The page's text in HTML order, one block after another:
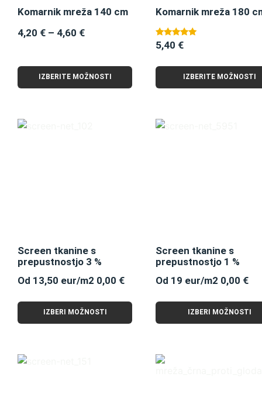
Komarnik mreža 140 cm
4,20 € – 4,60 €
IZBERITE MOŽNOSTI
Komarnik mreža 180
Ocenjeno
5.00
5,40 €
IZBERITE MOŽNOSTI
Screen tkanine s
prepustnostjo 3 %
Od 13,50 eur/m2 0,00 €
IZBERI MOŽNOSTI
Screen tkanine s
prepustnostjo 1 %
Od 19 eur/m2 0,00 €
IZBERI MOŽNOSTI